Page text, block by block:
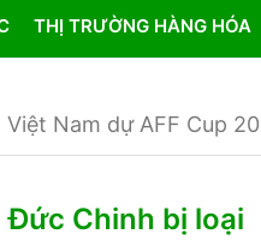
THỊ TRƯỜNG HÀNG HÓA
Nam dự AFF Cup
Đức Chinh bị loại